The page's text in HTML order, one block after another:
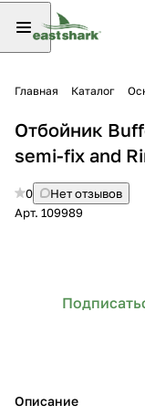
Главная Каталог
Отбойник
semi-fix and
0
Нет отзывов
Арт. 109989
Описание